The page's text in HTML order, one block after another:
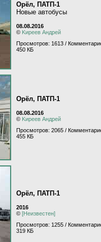
Орёл, ПАТП-1
Новые автобусы
08.08.2016
© Kиpeeв Aндpeй
Просмотров: 1613 /
450 КБ
Орёл, ПАТП-1
08.08.2016
© Kиpeeв Aндpeй
Просмотров: 2065 /
455 КБ
Орёл, ПАТП-1
2016
© [Неизвестен]
Просмотров: 1255 /
319 КБ